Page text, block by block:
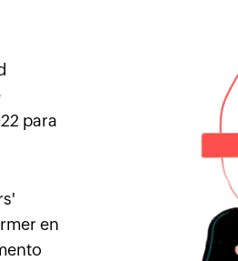
para
en